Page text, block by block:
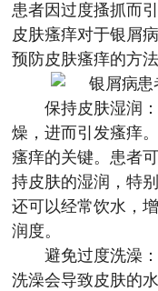
患者因过度搔抓而
皮肤瘙痒对于银屑
预防皮肤瘙痒的方法
保持皮肤湿润：
燥，进而引发瘙痒
瘙痒的关键。患者
持皮肤的湿润，特
还可以经常饮水，
润度。
避免过度洗澡：
洗澡会导致皮肤的